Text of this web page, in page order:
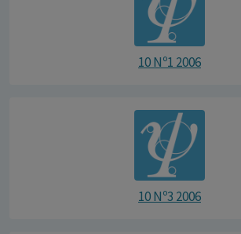
10 Nº1 2006
10 Nº3 2006